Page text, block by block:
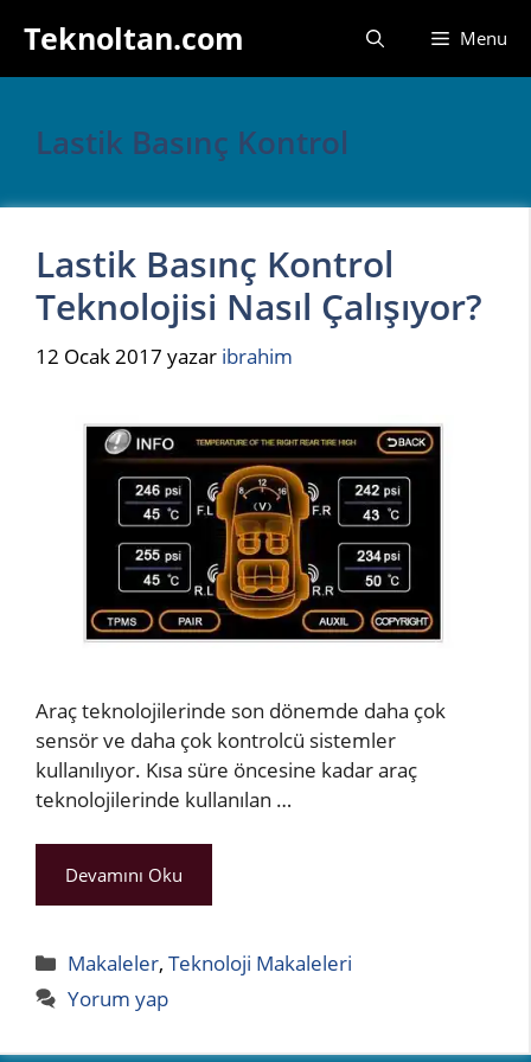
atlaTeknoltan.com Menu
Lastik Basınç Kontrol
Lastik Basınç Kontrol
Teknolojisi Nasıl Çalışıyor?
12 Ocak 2017 yazar ibrahim
Araç teknolojilerinde son dönemde daha çok
sensör ve daha çok kontrolcü sistemler
kullanılıyor. Kısa süre öncesine kadar araç
teknolojilerinde kullanılan …
Devamını Oku
Kategoriler
Makaleler,Teknoloji Makaleleri
Yorum yap